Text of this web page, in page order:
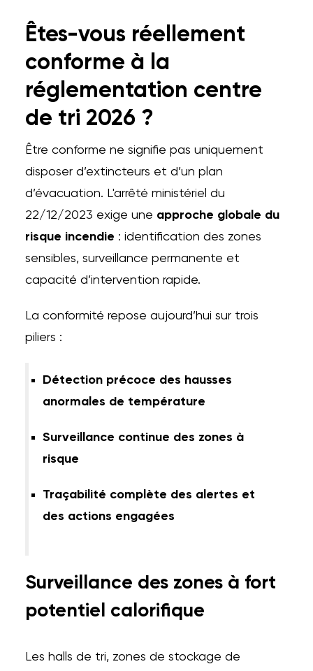
Êtes-vous réellement
conforme à la
réglementation centre
de tri 2026 ?
Être conforme ne signifie pas uniquement
disposer d’extincteurs et d’un plan
d’évacuation. L'arrêté ministériel du
22/12/2023 exige une approche globale du
risque incendie : identification des zones
sensibles, surveillance permanente et
capacité d’intervention rapide.
La conformité repose aujourd’hui sur trois
piliers :
Détection précoce des hausses
anormales de température
Surveillance continue des zones à
risque
Traçabilité complète des alertes et
des actions engagées
Surveillance des zones à fort
potentiel calorifique
Les halls de tri, zones de stockage de